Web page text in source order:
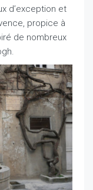
d’exception et
propice à
de nombreux